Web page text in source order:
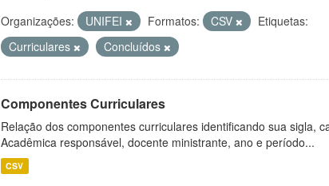
Organizações: UNIFEI Formatos: CSV
Etiquetas:
Curriculares
Concluídos
Componentes Curriculares
Relação dos componentes curriculares identificando sua sigla,
Acadêmica responsável, docente ministrante, ano e período...
CSV